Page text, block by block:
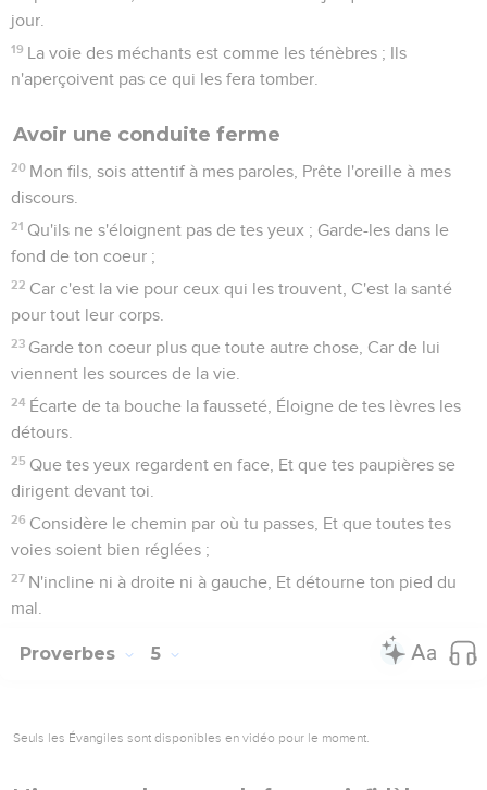
jour.
19 La voie des méchants est comme les ténèbres ; Ils
n'aperçoivent pas ce qui les fera tomber.
Avoir une conduite ferme
20 Mon fils, sois attentif à mes paroles, Prête l'oreille à mes
discours.
21 Qu'ils ne s'éloignent pas de tes yeux ; Garde-les dans le
fond de ton coeur ;
22 Car c'est la vie pour ceux qui les trouvent, C'est la santé
pour tout leur corps.
23 Garde ton coeur plus que toute autre chose, Car de lui
viennent les sources de la vie.
24 Écarte de ta bouche la fausseté, Éloigne de tes lèvres les
détours.
25 Que tes yeux regardent en face, Et que tes paupières se
dirigent devant toi.
26 Considère le chemin par où tu passes, Et que toutes tes
voies soient bien réglées ;
27 N'incline ni à droite ni à gauche, Et détourne ton pied du
mal.
Proverbes 5
Seuls les Évangiles sont disponibles en vidéo pour le moment.